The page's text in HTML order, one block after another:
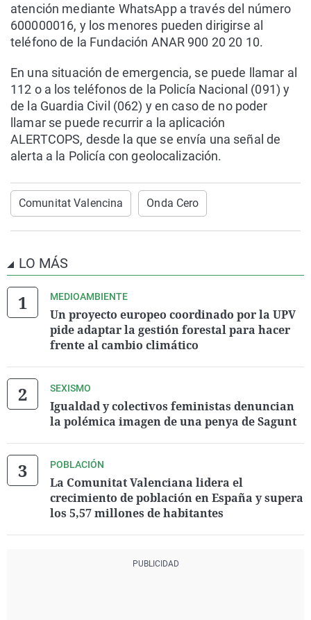
atención mediante WhatsApp a través del número
600000016, y los menores pueden dirigirse al
teléfono de la Fundación ANAR 900 20 20 10.
En una situación de emergencia, se puede llamar al
112 o a los teléfonos de la Policía Nacional (091) y
de la Guardia Civil (062) y en caso de no poder
llamar se puede recurrir a la aplicación
ALERTCOPS, desde la que se envía una señal de
alerta a la Policía con geolocalización.
Comunitat Valencina Onda Cero
LO MÁS
MEDIOAMBIENTE
Un proyecto europeo coordinado por la UPV
pide adaptar la gestión forestal para hacer
frente al cambio climático
SEXISMO
Igualdad y colectivos feministas denuncian
la polémica imagen de una penya de Sagunt
POBLACIÓN
La Comunitat Valenciana lidera el
crecimiento de población en España y supera
los 5,57 millones de habitantes